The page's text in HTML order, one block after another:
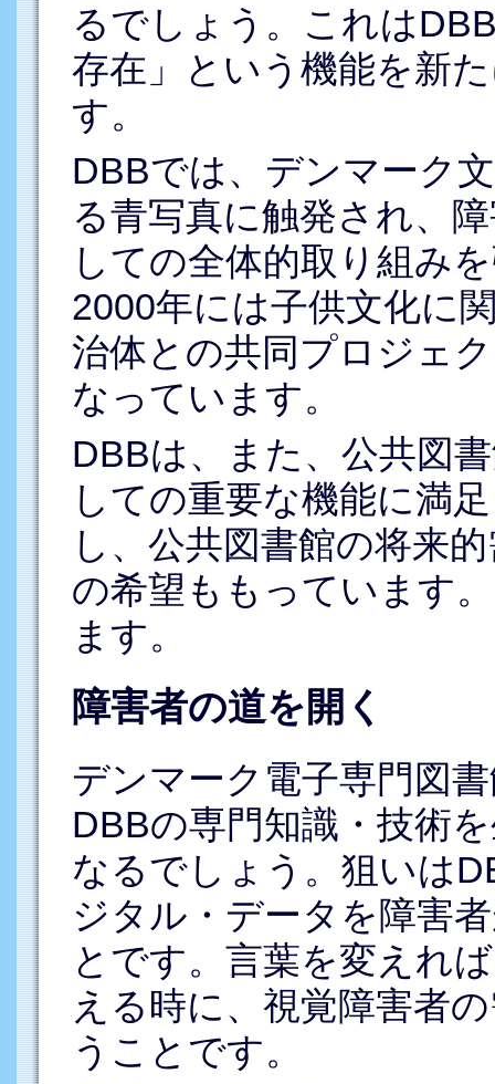
るでしょう。これは
存在」という機能を新
す。
DBBでは、デンマーク
る青写真に触発され、
しての全体的取り組み
2000年には子供文化に
治体との共同プロジェ
なっています。
DBBは、また、公共図
しての重要な機能に満
し、公共図書館の将来
の希望ももっています
ます。
障害者の道を開く
デンマーク電子専門図
DBBの専門知識・技術
なるでしょう。狙いは
ジタル・データを障害
とです。言葉を変えれ
える時に、視覚障害者
うことです。